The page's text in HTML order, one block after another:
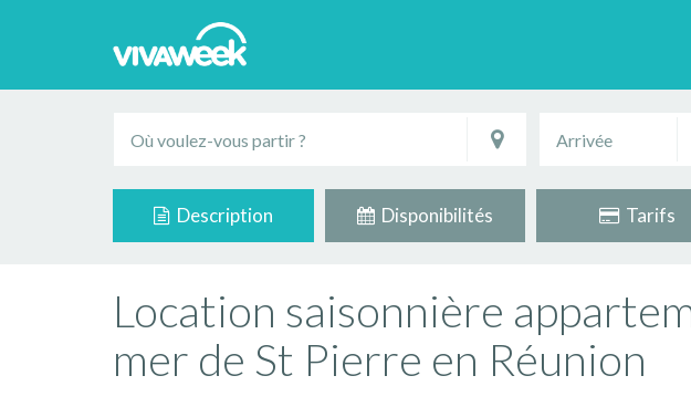
Description Disponibilités Tarifs
Location saisonnière
mer de St Pierre en Réunion